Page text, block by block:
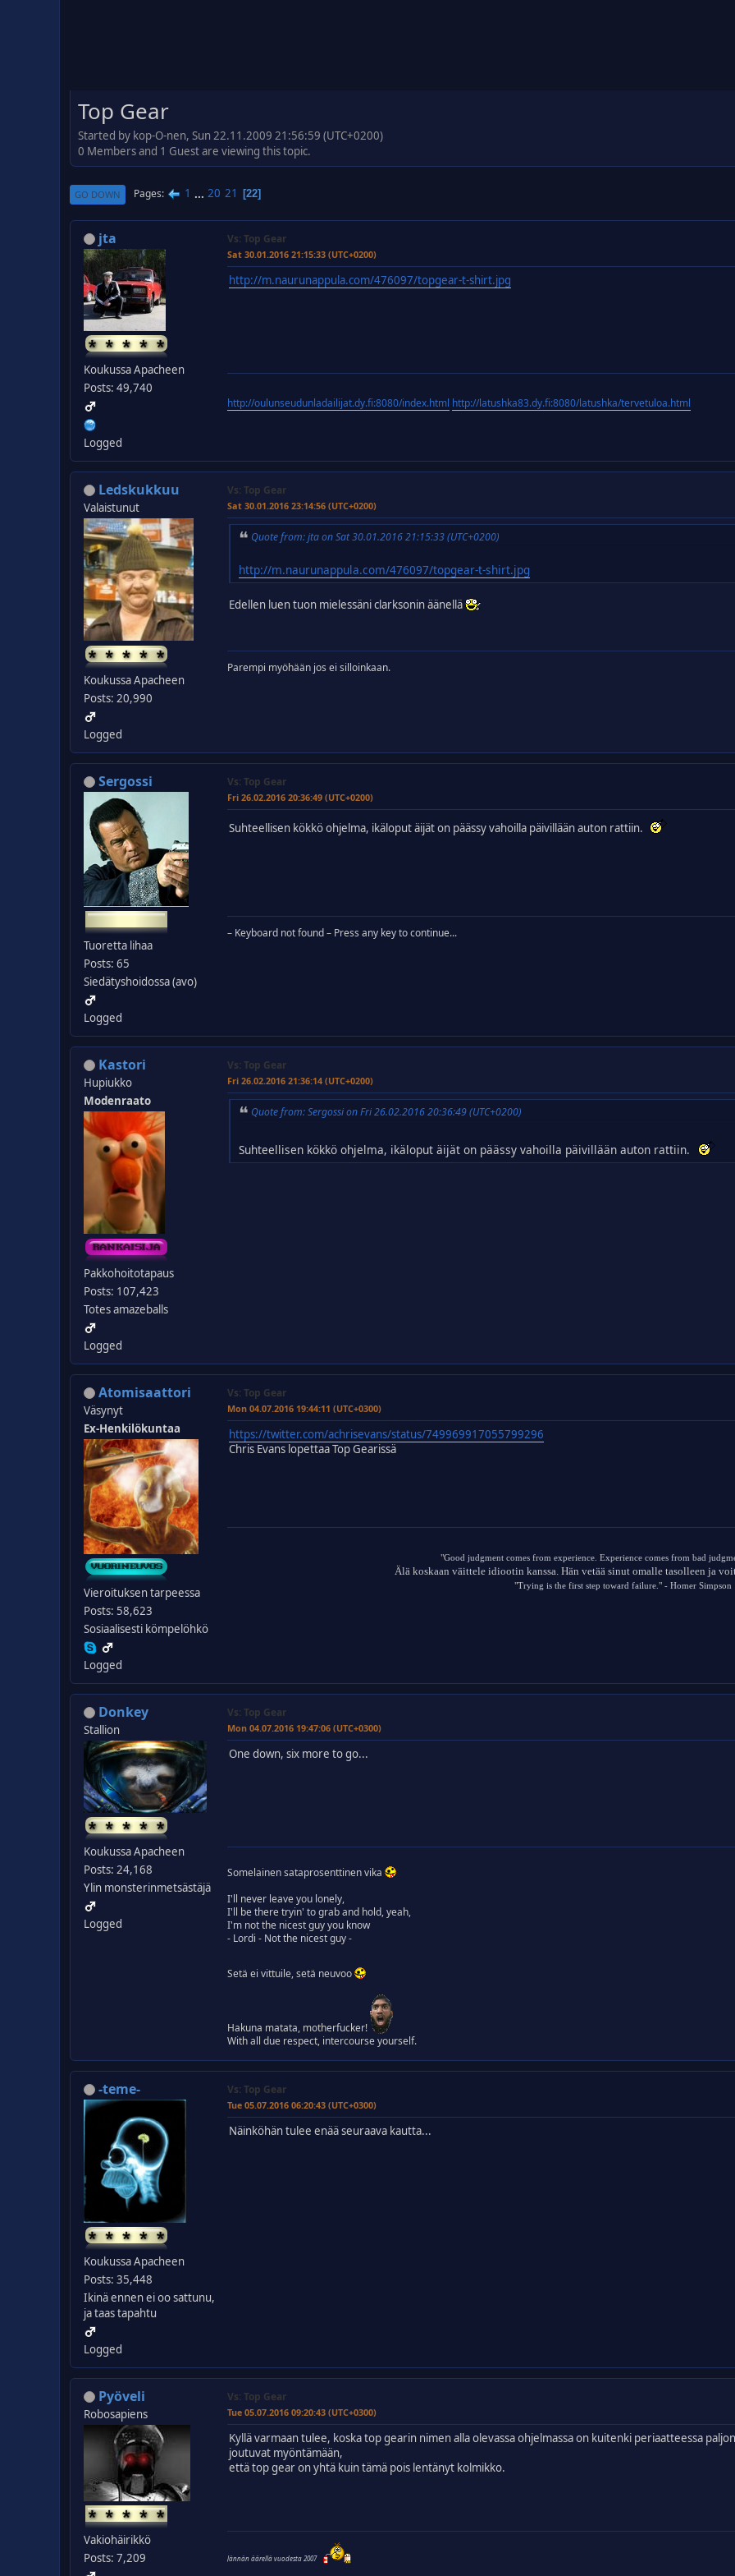
Top Gear
Started by kop-O-nen, Sun 22.11.2009 21:56:59 (UTC+0200)
0 Members and 1 Guest are viewing this topic.
GO DOWN Pages 1 ... 20 21 22
jta
Koukussa Apacheen
Posts: 49,740
Logged
Vs: Top Gear
Sat 30.01.2016 21:15:33 (UTC+0200)
http://m.naurunappula.com/476097/topgear-t-shirt.jpg
http://oulunseudunladailijat.dy.fi:8080/index.html http://latushka83.dy.fi:8080/latushka/tervetuloa.html
Ledskukkuu
Valaistunut
Koukussa Apacheen
Posts: 20,990
Logged
Vs: Top Gear
Sat 30.01.2016 23:14:56 (UTC+0200)
Quote from: jta on Sat 30.01.2016 21:15:33 (UTC+0200)
http://m.naurunappula.com/476097/topgear-t-shirt.jpg
Edellen luen tuon mielessäni clarksonin äänellä
Parempi myöhään jos ei silloinkaan.
Sergossi
Tuoretta lihaa
Posts: 65
Siedätyshoidossa (avo)
Logged
Vs: Top Gear
Fri 26.02.2016 20:36:49 (UTC+0200)
Suhteellisen kökkö ohjelma, ikäloput äijät on päässy vahoilla päivillään auton rattiin.
– Keyboard not found – Press any key to continue...
Kastori
Hupiukko
Modenraato
Pakkohoitotapaus
Posts: 107,423
Totes amazeballs
Logged
Vs: Top Gear
Fri 26.02.2016 21:36:14 (UTC+0200)
Quote from: Sergossi on Fri 26.02.2016 20:36:49 (UTC+0200)
Suhteellisen kökkö ohjelma, ikäloput äijät on päässy vahoilla päivillään auton rattiin.
Atomisaattori
Väsynyt
Ex-Henkilökuntaa
Vieroituksen tarpeessa
Posts: 58,623
Sosiaalisesti kömpelöhkö
Logged
Vs: Top Gear
Mon 04.07.2016 19:44:11 (UTC+0300)
https://twitter.com/achrisevans/status/749969917055799296
Chris Evans lopettaa Top Gearissä
"Good judgment comes from experience. Experience comes from bad
Älä koskaan väittele idiootin kanssa. Hän vetää sinut omalle tasolleen ja
"Trying is the first step toward failure." - Homer Simpson
Donkey
Stallion
Koukussa Apacheen
Posts: 24,168
Ylin monsterinmetsästäjä
Logged
Vs: Top Gear
Mon 04.07.2016 19:47:06 (UTC+0300)
One down, six more to go...
Somelainen sataprosenttinen vika
I'll never leave you lonely,
I'll be there tryin' to grab and hold, yeah,
I'm not the nicest guy you know
- Lordi - Not the nicest guy -
Setä ei vittuile, setä neuvoo
Hakuna matata, motherfucker!
With all due respect, intercourse yourself.
-teme-
Koukussa Apacheen
Posts: 35,448
Ikinä ennen ei oo sattunu,
ja taas tapahtu
Logged
Vs: Top Gear
Tue 05.07.2016 06:20:43 (UTC+0300)
Näinköhän tulee enää seuraava kautta...
Pyöveli
Robosapiens
Vakiohäirikkö
Posts: 7,209
Vs: Top Gear
Tue 05.07.2016 09:20:43 (UTC+0300)
Kyllä varmaan tulee, koska top gearin nimen alla olevassa ohjelmassa on kuitenki periaatteessa
joutuvat myöntämään,
että top gear on yhtä kuin tämä pois lentänyt kolmikko.
Jännän äärellä vuodesta 2007